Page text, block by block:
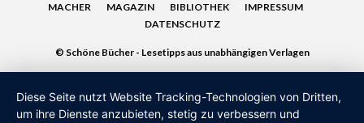
MACHER
MAGAZIN BIBLIOTHEK
IMPRESSUM
DATENSCHUTZ
© Schöne Bücher - Lesetipps aus unabhängigen Verlagen
Diese Seite nutzt Website Tracking-Technologien von Dritten,
um ihre Dienste anzubieten, stetig zu verbessern und